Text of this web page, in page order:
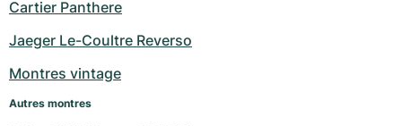
Montres pour femmes
Montres pour femmes
Cartier Panthere
Jaeger Le-Coultre Reverso
Montres vintage
Autres montres